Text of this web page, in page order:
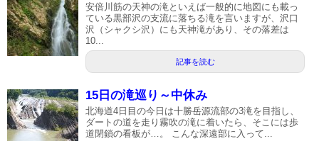
安倍川筋の天神の滝といえば一般的に地図にも載っ
ている黒部沢の支流に落ちる滝を言いますが、沢口
沢（シャクシ沢）にも天神滝があり、その落差は
10...
記事を読む
15日の滝巡り～中休み
北海道4日目の今日は十勝岳源流部の3滝を目指し、
ダートの道を走り霧吹の滝に着いたら、そこには歩
道閉鎖の看板が…。 こんな深遠部に入って...